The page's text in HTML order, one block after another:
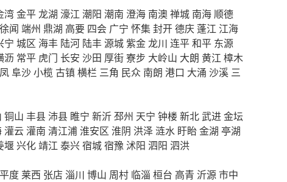
湾金平龙湖 濠江 潮阳 潮南 澄海 南澳禅城 南海 顺德
徐闻 端州 鼎湖 高要 四会 广宁 怀集封开德庆 蓬江 江海
宁 城区 海丰 陆河 陆丰源城紫金龙川 连平和平 东源
沥 常平 虎门 长安 沙田 厚街寮步 大岭山 大朗 黄江 樟木
阜沙小榄 古镇横栏 三角 民众 南朗 港口 大涌 沙溪 三
铜山 丰县 沛县 睢宁 新沂邳州 天宁 钟楼 新北武进金坛
灌云灌南 清江浦淮安区 淮阴 洪泽 涟水 盱眙金湖 亭湖
堰兴化靖江 泰兴宿城宿豫 沭阳 泗阳 泗洪
平度 莱西 张店 淄川 博山 周村 临淄 桓台 高青 沂源市中